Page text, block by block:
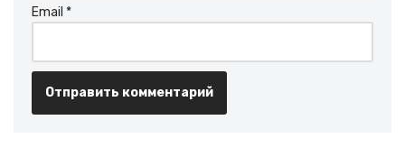
Email *